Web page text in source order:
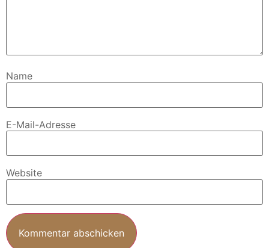
Name
E-Mail-Adresse
Website